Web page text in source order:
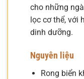
cho những
lọc cơ thể, với
dinh dưỡng.
Nguyên liệu
Rong biển